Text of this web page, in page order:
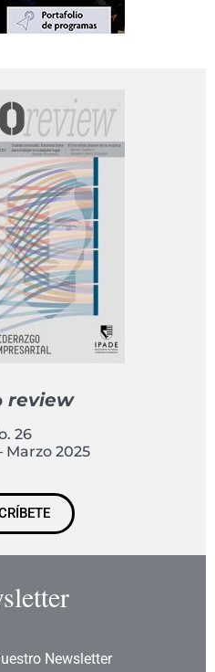
review
26
Marzo 2025
Newsletter